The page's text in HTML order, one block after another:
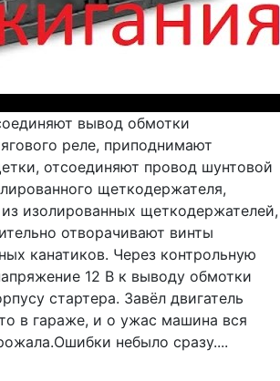
вывод обмотки
реле, приподнимают
отсоединяют провод шунтовой
щеткодержателя,
изолированных щеткодержателей,
отворачивают винты
канатиков. Через контрольную
12 В к выводу обмотки
стартера. Завёл двигатель
в гараже, и о ужас машина вся
небыло сразу....